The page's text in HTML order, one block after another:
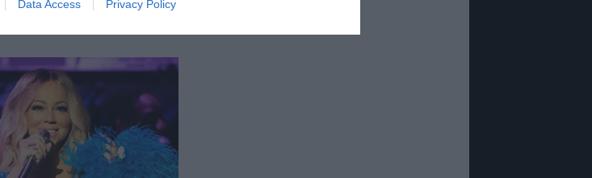
Data Access Privacy Policy